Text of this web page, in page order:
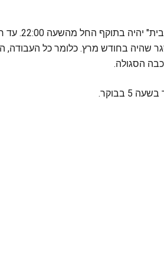
העוצר, שהמדינה
שהיה בחודש מרץ. כלומר כל העבודה,
הסגולה.